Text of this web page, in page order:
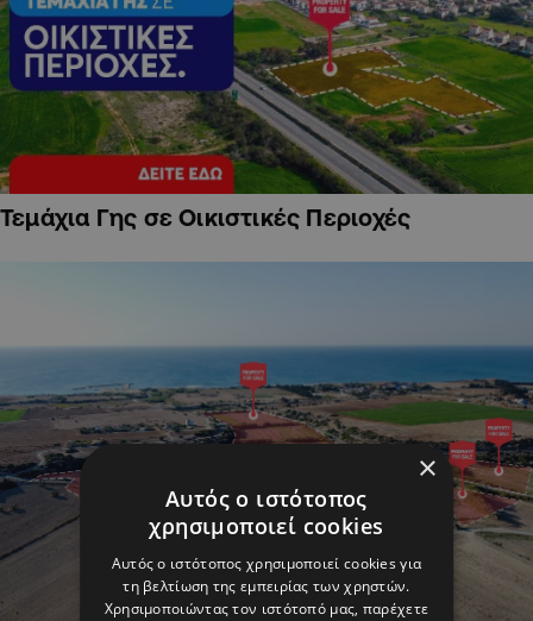
Τεμάχια Γης σε Οικιστικές Περιοχές
×
Αυτός ο ιστότοπος
χρησιμοποιεί cookies
Αυτός ο ιστότοπος χρησιμοποιεί cookies για
τη βελτίωση της εμπειρίας των χρηστών.
Χρησιμοποιώντας τον ιστότοπό μας, παρέχετε